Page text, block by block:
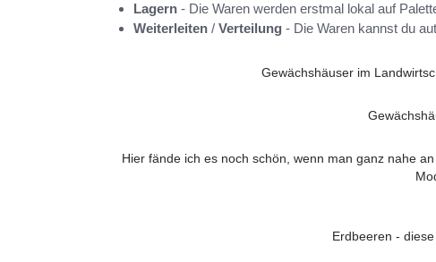
Lagern - Die Waren werden erstmal lokal auf
Weiterleiten / Verteilung - Die Waren kannst du
Gewächshäuser im
Hier fände ich es noch schön, wenn man ganz nahe
Erdbeeren -